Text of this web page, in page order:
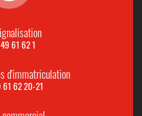
61 62 1
d'immatriculation
61 62 20-21